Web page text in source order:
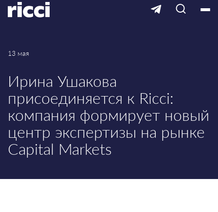
13 мая
Ирина Ушакова
присоединяется к Ricci:
компания формирует новый
центр экспертизы на рынке
Capital Markets